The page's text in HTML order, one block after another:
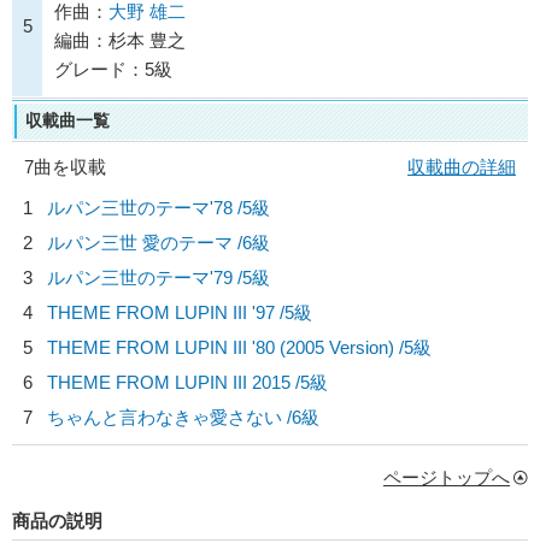
5
作曲： 大野 雄二
編曲：杉本 豊之
グレード：5級
収載曲一覧
7曲を収載
収載曲の詳細
1
ルパン三世のテーマ'78 /5級
2
ルパン三世 愛のテーマ /6級
3
ルパン三世のテーマ'79 /5級
4
THEME FROM LUPIN III '97 /5級
5
THEME FROM LUPIN III '80 (2005 Version) /5級
6
THEME FROM LUPIN III 2015 /5級
7
ちゃんと言わなきゃ愛さない /6級
ページトップへ
商品の説明